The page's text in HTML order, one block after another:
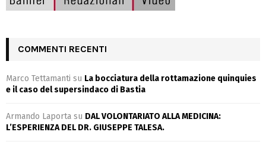
COMMENTI RECENTI
Marco Tettamanti su La bocciatura della rottamazione quinquies
e il caso del supersindaco di Bastia
Armando Laporta su DAL VOLONTARIATO ALLA MEDICINA:
L’ESPERIENZA DEL DR. GIUSEPPE TALESA.